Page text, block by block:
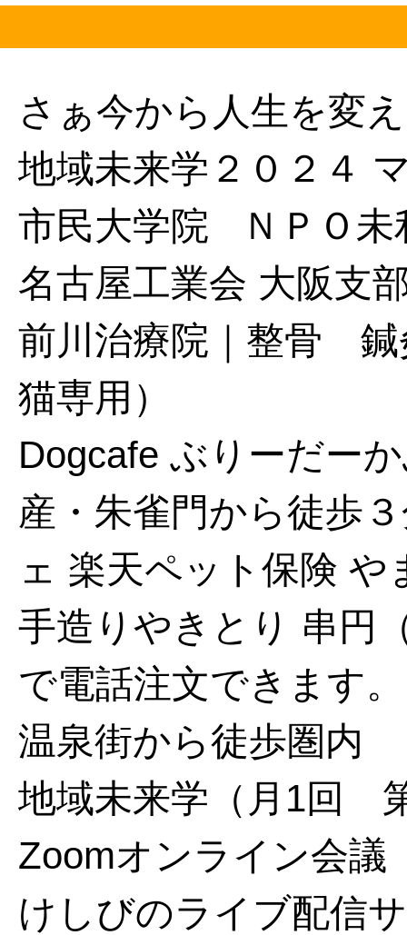
さぁ今から人生を変
地域未来学２０２４
市民大学院
ＮＰＯ
名古屋工業会 大阪支
前川治療院｜整骨
猫専用）
Dogcafe ぶりーだー
産・朱雀門から徒歩
ェ 楽天ペット保険 や
手造りやきとり 串円
で電話注文できます
温泉街から徒歩圏内
地域未来学（月1回
Zoomオンライン会議
けしびのライブ配信